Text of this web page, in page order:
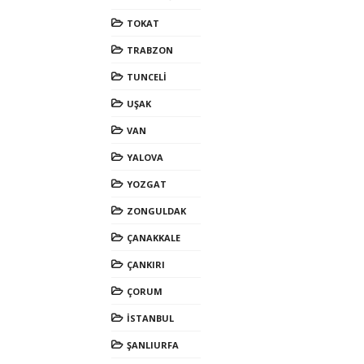
TOKAT
TRABZON
TUNCELİ
UŞAK
VAN
YALOVA
YOZGAT
ZONGULDAK
ÇANAKKALE
ÇANKIRI
ÇORUM
İSTANBUL
ŞANLIURFA